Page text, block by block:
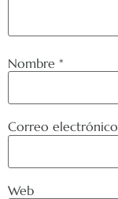
Nombre *
Correo electrónico
Web